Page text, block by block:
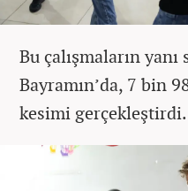
Bu çalışmaların yanı
Bayramın’da, 7 bin
kesimi gerçekleştirdi.